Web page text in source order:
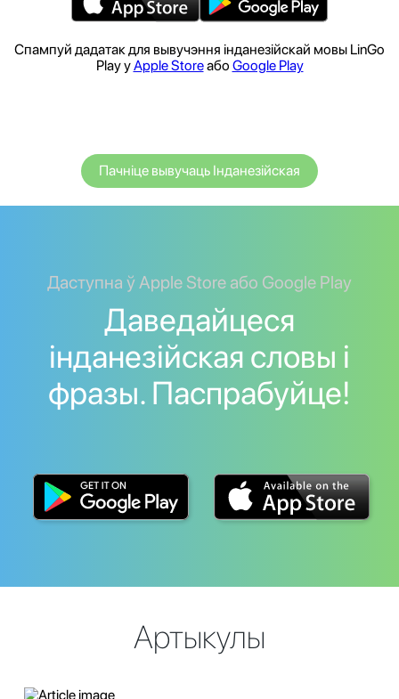
Спампуй дадатак для вывучэння інданезійскай мовы LinGo
Play уApple Storeабо Google Play
Пачніце вывучаць Інданезійская
Даступна ў Apple Store або Google Play
Даведайцеся
інданезійская словы і
фразы. Паспрабуйце!
Артыкулы